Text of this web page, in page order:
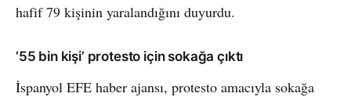
hafif 79 kişinin yaralandığını duyurdu.
’55 bin kişi’ protesto için sokağa çıktı
İspanyol EFE haber ajansı, protesto amacıyla sokağa